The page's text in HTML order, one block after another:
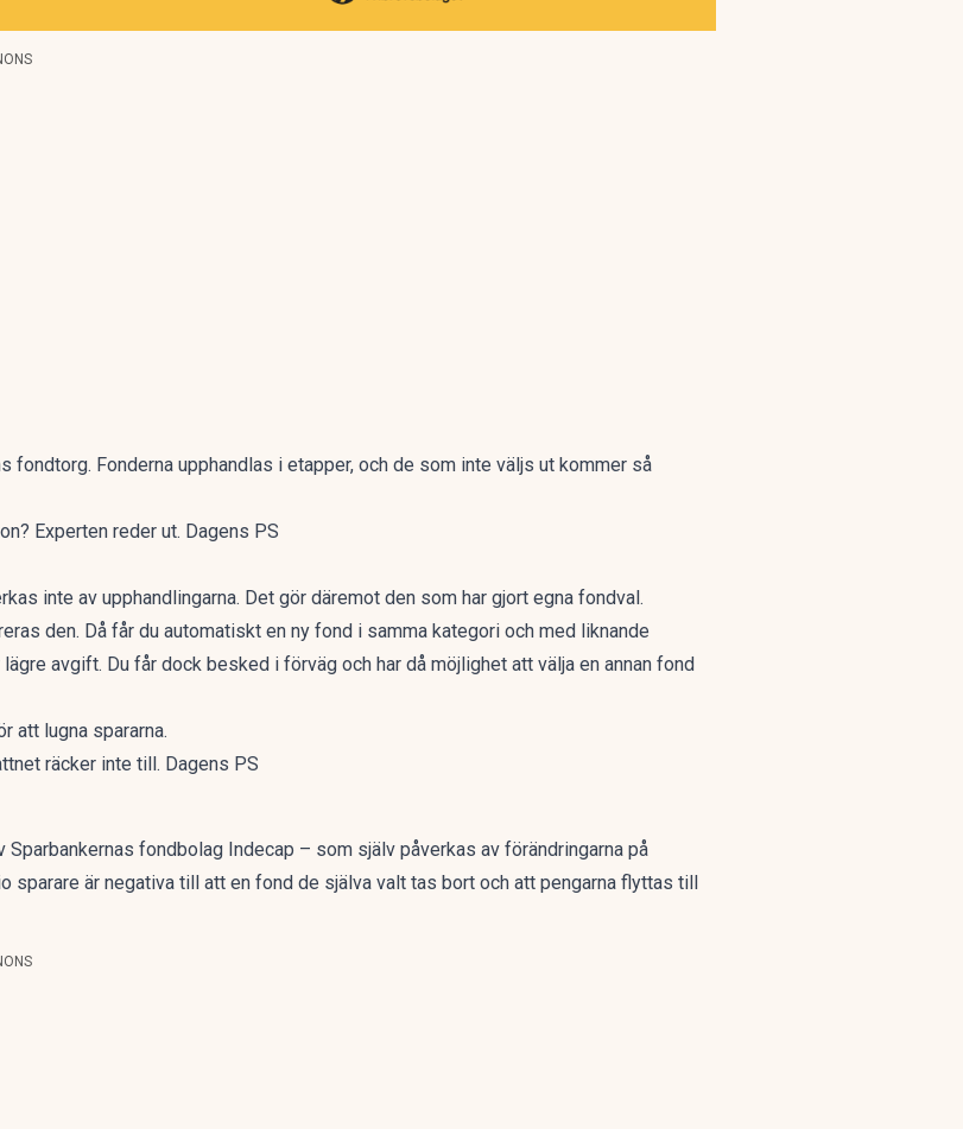
fondtorg. Fonderna upphandlas i etapper, och de som inte väljs ut kommer så
Experten reder ut. Dagens PS
inte av upphandlingarna. Det gör däremot den som har gjort egna fondval.
den. Då får du automatiskt en ny fond i samma kategori och med liknande
avgift. Du får dock besked i förväg och har då möjlighet att välja en annan fond
att lugna spararna.
räcker inte till. Dagens PS
Sparbankernas fondbolag Indecap – som själv påverkas av förändringarna på
sparare är negativa till att en fond de själva valt tas bort och att pengarna flyttas till